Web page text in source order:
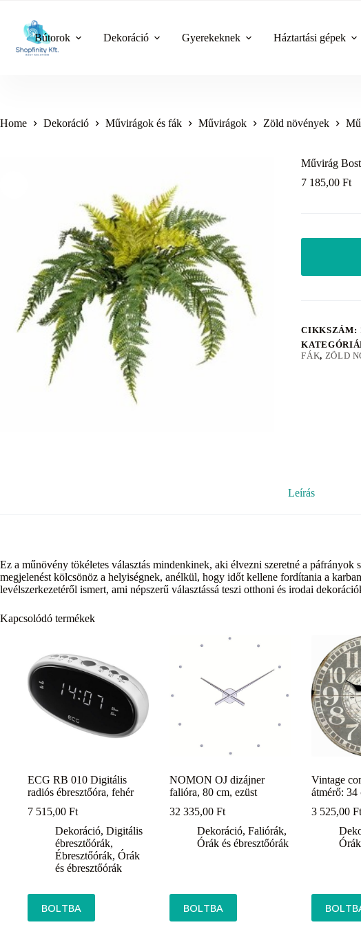
content
Bútorok Dekoráció Gyerekeknek Háztartási gépek
Home Dekoráció Művirágok és fák Művirágok Zöld növények
Művirág
7 185,00Ft
CIKKSZÁM:
FÁK, ZÖLD
Leírás
Ez a műnövény tökéletes választás mindenkinek, aki élvezni szeretné a páfrányok
megjelenést kölcsönöz a helyiségnek, anélkül, hogy időt kellene fordítania a
levélszerkezetéről ismert, ami népszerű választássá teszi otthoni és irodai
Kapcsolódó termékek
ECG RB 010 Digitális
radiós ébresztőóra, fehér
7 515,00 Ft
Dekoráció, Digitális
ébresztőórák,
Ébresztőórák, Órák
és ébresztőórák
BOLTBA
NOMON OJ dizájner
falióra, 80 cm, ezüst
32 335,00Ft
Dekoráció,Faliórák,
Órák és ébresztőórák
BOLTBA
Vintage
átmérő: 34
3 525,00Ft